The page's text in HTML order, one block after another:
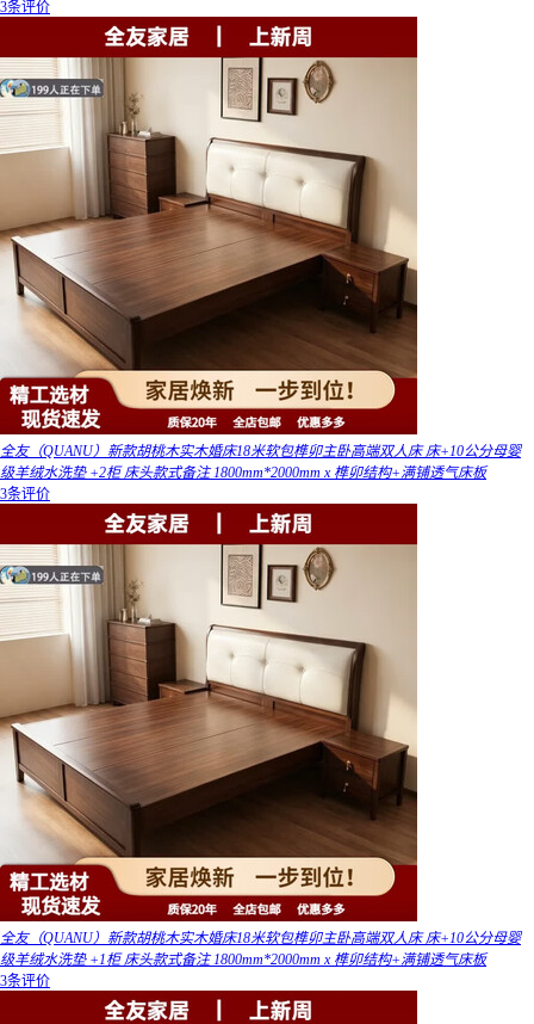
3条评价
全友（QUANU）新款胡桃木实木婚床18米软包榫卯主卧高端双人床 床+10公分母婴
级羊绒水洗垫 +2柜 床头款式备注 1800mm*2000mm x 榫卯结构+满铺透气床板
3条评价
全友（QUANU）新款胡桃木实木婚床18米软包榫卯主卧高端双人床 床+10公分母婴
级羊绒水洗垫 +1柜 床头款式备注 1800mm*2000mm x 榫卯结构+满铺透气床板
3条评价